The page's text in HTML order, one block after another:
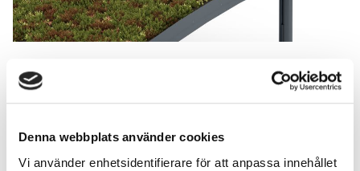
Denna webbplats använder cookies
Vi använder enhetsidentifierare för att anpassa innehållet
Sedumtak
Våre avfallshus/boder kan om ønskelig leveres med sedumtak.
tørke og skiftende temperaturer svært godt, og en tiltalende og
god taktekkingsløsning.